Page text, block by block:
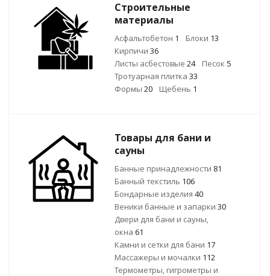
Строительные
материалы
Асфальтобетон 1 Блоки 13
Кирпичи 36
Листы асбестовые 24 Песок 5
Тротуарная плитка 33
Формы 20 Щебень 1
Товары для бани и
сауны
Банные принадлежности 81
Банный текстиль 106
Бондарные изделия 40
Веники банные и запарки 30
Двери для бани и сауны,
окна 61
Камни и сетки для бани 17
Массажеры и мочалки 112
Термометры, гигрометры и